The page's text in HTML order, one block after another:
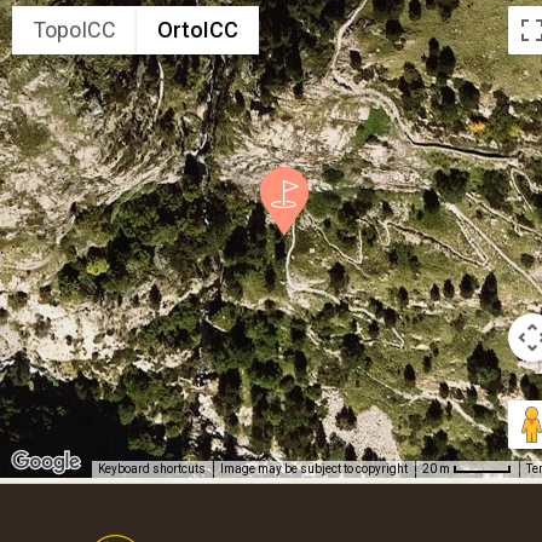
TopoICC OrtoICC
Keyboard shortcuts Image may be subject to copyright 20 m